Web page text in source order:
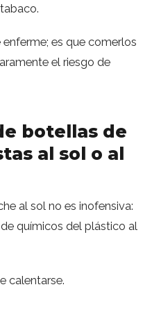
es que comerlos
el riesgo de
botellas de
al sol o al
al sol no es inofensiva:
químicos del plástico al
calentarse.